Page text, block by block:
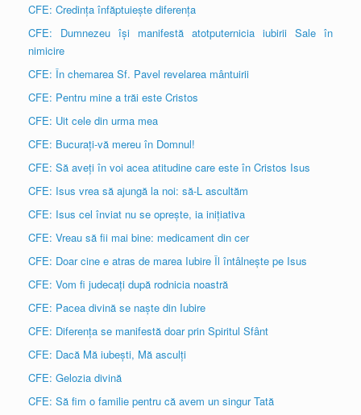
CFE: Credința înfăptuiește diferența
CFE: Dumnezeu își manifestă atotputernicia iubirii Sale în
nimicire
CFE: În chemarea Sf. Pavel revelarea mântuirii
CFE: Pentru mine a trăi este Cristos
CFE: Uit cele din urma mea
CFE: Bucurați-vă mereu în Domnul!
CFE: Să aveți în voi acea atitudine care este în Cristos Isus
CFE: Isus vrea să ajungă la noi: să-L ascultăm
CFE: Isus cel înviat nu se oprește, ia inițiativa
CFE: Vreau să fii mai bine: medicament din cer
CFE: Doar cine e atras de marea Iubire Îl întâlnește pe Isus
CFE: Vom fi judecați după rodnicia noastră
CFE: Pacea divină se naște din Iubire
CFE: Diferența se manifestă doar prin Spiritul Sfânt
CFE: Dacă Mă iubești, Mă asculți
CFE: Gelozia divină
CFE: Să fim o familie pentru că avem un singur Tată